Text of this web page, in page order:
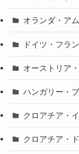
オランダ・ア
ドイツ・フラ
オーストリア
ハンガリー・
クロアチア・
クロアチア・